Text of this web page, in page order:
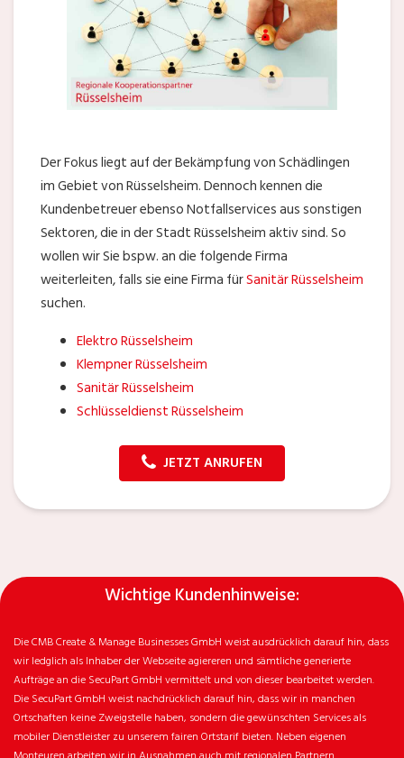
Der Fokus liegt auf der Bekämpfung von Schädlingen
im Gebiet von Rüsselsheim. Dennoch kennen die
Kundenbetreuer ebenso Notfallservices aus sonstigen
Sektoren, die in der Stadt Rüsselsheim aktiv sind. So
wollen wir Sie bspw. an die folgende Firma
weiterleiten, falls sie eine Firma fürSanitär Rüsselsheim
suchen.
Elektro Rüsselsheim
Klempner Rüsselsheim
Sanitär Rüsselsheim
Schlüsseldienst Rüsselsheim
JETZT ANRUFEN
Wichtige Kundenhinweise:
Die CMB Create & Manage Businesses GmbH weist ausdrücklich darauf hin, dass
wir ledglich als Inhaber der Webseite agiereren und sämtliche generierte
Aufträge an die SecuPart GmbH vermittelt und von dieser bearbeitet werden.
Die SecuPart GmbH weist nachdrücklich darauf hin, dass wir in manchen
Ortschaften keine Zweigstelle haben, sondern die gewünschten Services als
mobiler Dienstleister zu unserem fairen Ortstarif bieten. Neben eigenen